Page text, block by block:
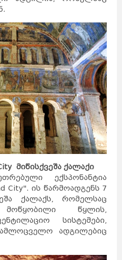
მიწისქვეშა ქალაქი
ექსპონანტია
City". ის წარმოადგენს 7
ქალაქს, რომელსაც
წყლის,
სისტემები,
ადგილებიც